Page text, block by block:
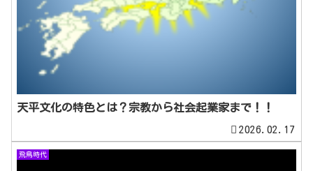
天平文化の特色とは？宗教から社会起業家まで！！
2026.02.17
飛鳥時代